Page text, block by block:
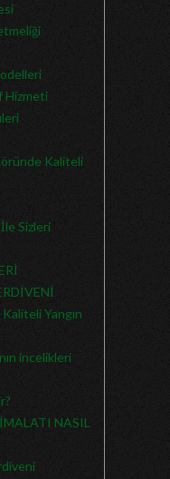
Hizmeti
Kaliteli
İle Sizleri
Yangın
incelikleri
NASIL